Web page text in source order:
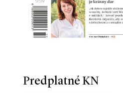
Predplatné KN